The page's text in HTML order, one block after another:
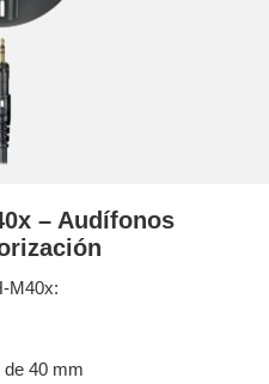
– Audífonos
M40x:
40 mm